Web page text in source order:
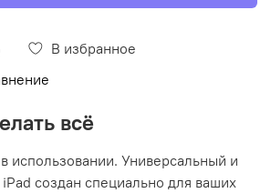
В избранное
всё
использовании. Универсальный и
создан специально для ваших